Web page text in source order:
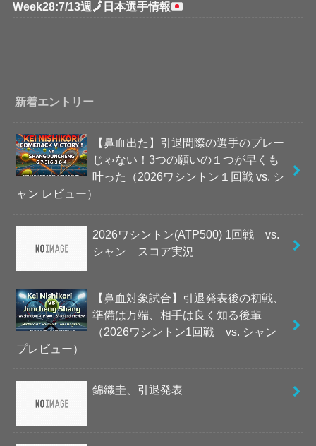
Week28:7/13週 🗾 日本選手情報
新着エントリー
【鼻血出た】引退間際の選手のプレー
じゃない！3つの願いの１つが早くも
叶った（2026ワシントン１回戦 vs. シ
ャン レビュー）
2026ワシントン(ATP500) 1回戦 vs.
シャン スコア実況
【鼻血対象試合】引退発表後の初戦、
準備は万端、相手は良く知る後輩
（2026ワシントン1回戦 vs. シャン
プレビュー）
錦織圭、引退発表